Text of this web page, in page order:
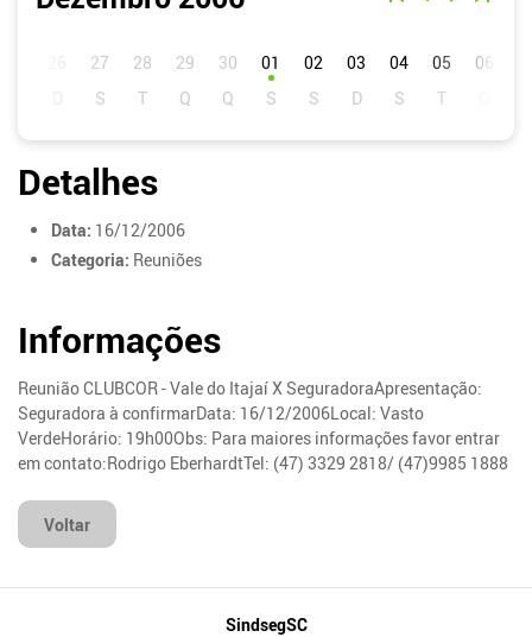
01 02 03 04 05 06
Detalhes
Data: 16/12/2006
Categoria: Reuniões
Informações
Reunião CLUBCOR - Vale do Itajaí X SeguradoraApresentação:
Seguradora à confirmarData: 16/12/2006Local: Vasto
VerdeHorário: 19h00Obs: Para maiores informações favor entrar
em contato:Rodrigo EberhardtTel: (47) 3329 2818/ (47)9985 1888
Voltar
SindsegSC